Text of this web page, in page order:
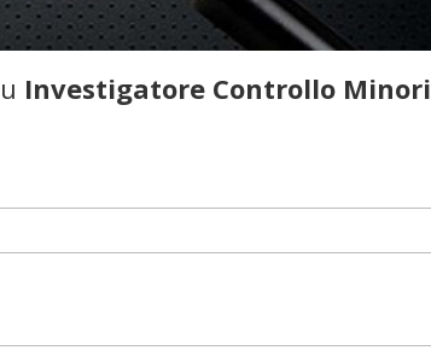
Investigatore Controllo Minori